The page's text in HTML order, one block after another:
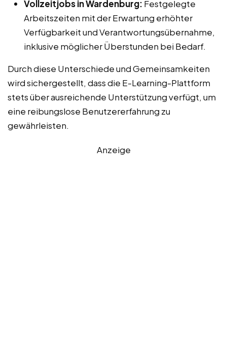
Vollzeitjobs in Wardenburg: Festgelegte
Arbeitszeiten mit der Erwartung erhöhter
Verfügbarkeit und Verantwortungsübernahme,
inklusive möglicher Überstunden bei Bedarf.
Durch diese Unterschiede und Gemeinsamkeiten
wird sichergestellt, dass die E-Learning-Plattform
stets über ausreichende Unterstützung verfügt, um
eine reibungslose Benutzererfahrung zu
gewährleisten.
Anzeige